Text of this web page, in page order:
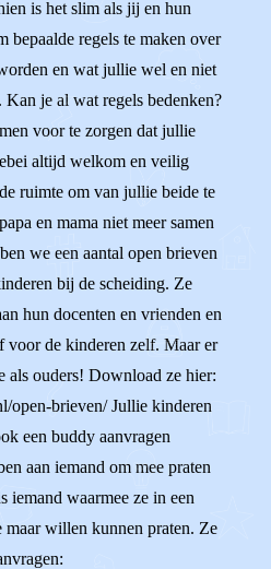
is het slim als jij en hun
bepaalde regels te maken over
en wat jullie wel en niet
je al wat regels bedenken?
voor te zorgen dat jullie
altijd welkom en veilig
ruimte om van jullie beide te
en mama niet meer samen
we een aantal open brieven
bij de scheiding. Ze
hun docenten en vrienden en
voor de kinderen zelf. Maar er
als ouders! Download ze hier:
open-brieven/ Jullie kinderen
een buddy aanvragen
aan iemand om mee praten
iemand waarmee ze in een
maar willen kunnen praten. Ze